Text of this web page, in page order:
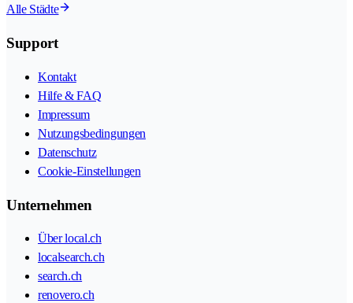
Alle Städte
Support
Kontakt
Hilfe & FAQ
Impressum
Nutzungsbedingungen
Datenschutz
Cookie-Einstellungen
Unternehmen
Über local.ch
localsearch.ch
search.ch
renovero.ch